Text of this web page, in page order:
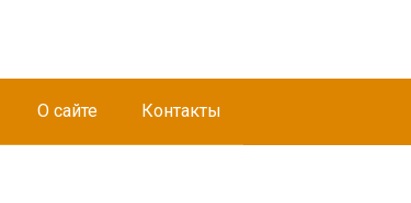
О сайте Контакты